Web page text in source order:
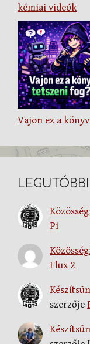
kémiai videók
Vajon ez a
Pi
Flux 2
szerzője